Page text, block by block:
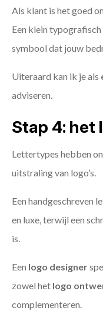
Als klant is het goed
Een klein
symbool dat jouw
Uiteraard kan ik je als
adviseren.
Stap 4: het
Lettertypes hebben
uitstraling van logo’s.
Een handgeschreven
en luxe, terwijl een
is.
Een logo designer
zowel het logo
complementeren.